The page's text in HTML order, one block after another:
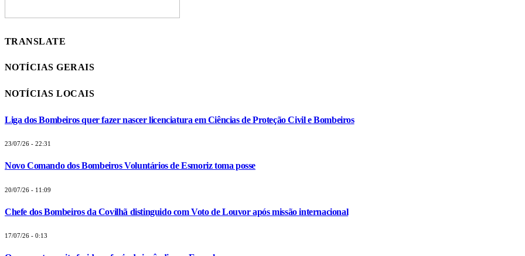
TRANSLATE
NOTÍCIAS GERAIS
NOTÍCIAS LOCAIS
Liga dos Bombeiros quer fazer nascer licenciatura em Ciências de Proteção Civil e Bombeiros
23/07/26 - 22:31
Novo Comando dos Bombeiros Voluntários de Esmoriz toma posse
20/07/26 - 11:09
Chefe dos Bombeiros da Covilhã distinguido com Voto de Louvor após missão internacional
17/07/26 - 0:13